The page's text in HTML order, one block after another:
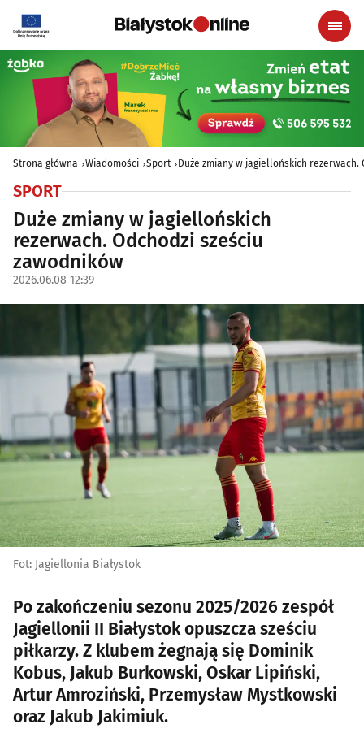
Strona główna Wiadomości Sport Duże zmiany w jagiellońskich rezerwach.
SPORT
Duże zmiany w jagiellońskich
rezerwach. Odchodzi sześciu
zawodników
2026.06.08 12:39
Fot: Jagiellonia Białystok
Po zakończeniu sezonu 2025/2026 zespół
Jagiellonii II Białystok opuszcza sześciu
piłkarzy. Z klubem żegnają się Dominik
Kobus, Jakub Burkowski, Oskar Lipiński,
Artur Amroziński, Przemysław Mystkowski
oraz Jakub Jakimiuk.